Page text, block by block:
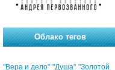
Облако тегов
"Вера и дело" "Душа" "Золотой